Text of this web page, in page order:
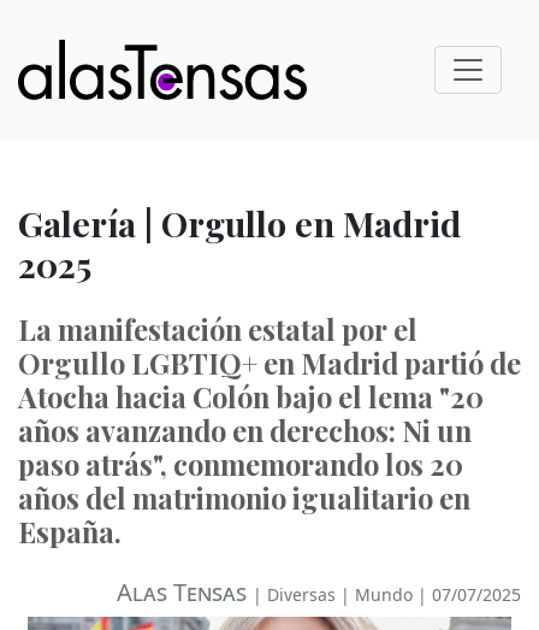
Galería | Orgullo en Madrid
2025
La manifestación estatal por el
Orgullo LGBTIQ+ en Madrid partió de
Atocha hacia Colón bajo el lema "20
años avanzando en derechos: Ni un
paso atrás", conmemorando los 20
años del matrimonio igualitario en
España.
Alas Tensas | Diversas | Mundo | 07/07/2025